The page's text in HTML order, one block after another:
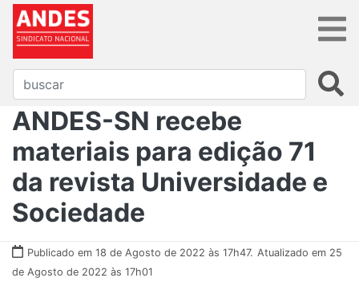
ANDES-SN recebe
materiais para edição 71
da revista Universidade e
Sociedade
Publicado em 18 de Agosto de 2022 às 17h47. Atualizado em 25
de Agosto de 2022 às 17h01